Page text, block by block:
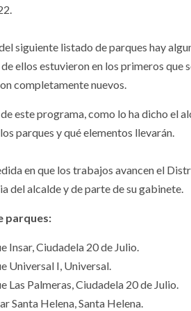
siguiente listado de parques hay
ellos estuvieron en los primeros que
completamente nuevos.
este programa, como lo ha dicho el
parques y qué elementos llevarán.
en que los trabajos avancen el
del alcalde y de parte de su gabinete.
parques:
Insar, Ciudadela 20 de Julio.
Universal I, Universal.
Las Palmeras, Ciudadela 20 de Julio.
Santa Helena, Santa Helena.